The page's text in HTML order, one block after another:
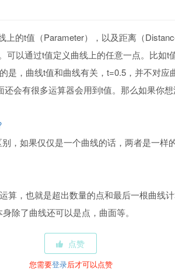
上的t值（Parameter），以及距离（
可以通过t值定义曲线上的任意一点。比如t
是，曲线t值和曲线有关，t=0.5，并不对
会有很多运算器会用到t值。那么如果你
，如果仅仅是一个曲线的话，两者是一样
算，也就是超出数量的点和最后一根曲线
除了曲线还可以是点，曲面等。
点赞
您需要登录后才可以点赞